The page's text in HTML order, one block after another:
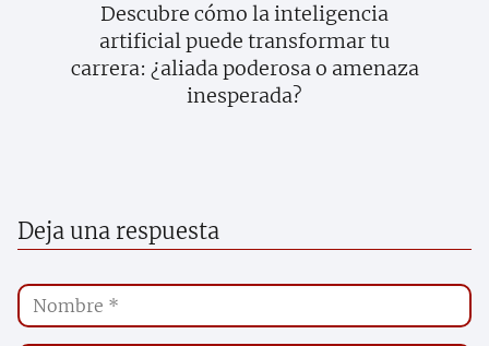
Descubre cómo la inteligencia
artificial puede transformar tu
carrera: ¿aliada poderosa o amenaza
inesperada?
Deja una respuesta